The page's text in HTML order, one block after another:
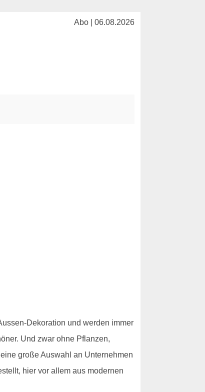
Abo | 06.08.2026
Dekoration und werden immer
Und zwar ohne Pflanzen,
große Auswahl an Unternehmen
hier vor allem aus modernen